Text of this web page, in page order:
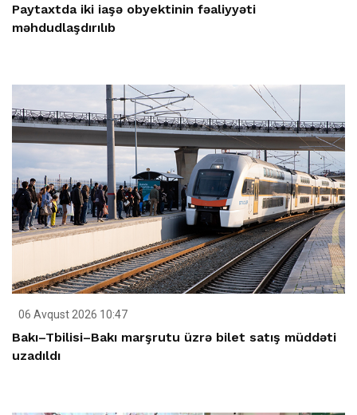
Paytaxtda iki iaşə obyektinin fəaliyyəti
məhdudlaşdırılıb
06 Avqust 2026 10:47
Bakı–Tbilisi–Bakı marşrutu üzrə bilet satış müddəti
uzadıldı